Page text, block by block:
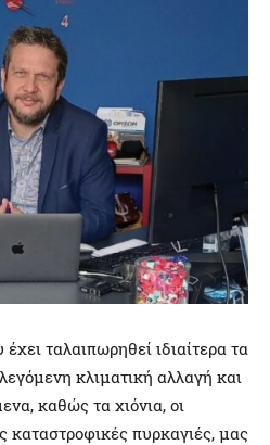
ταλαιπωρηθεί ιδιαίτερα τα
κλιματική αλλαγή και
καθώς τα χιόνια, οι
καταστροφικές πυρκαγιές, μας